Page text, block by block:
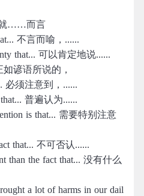
就……而言
不言而喻，......
that... 可以肯定地说......
如谚语所说的，
必须注意到，......
普遍认为......
is that... 需要特别注意
that... 不可否认......
than the fact that... 没有什么
a lot of harms in our dail